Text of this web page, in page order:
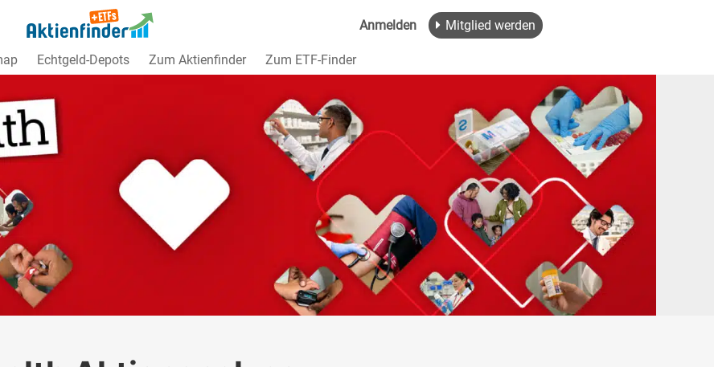
Anmelden Mitglied werden
Echtgeld-Depots Zum Aktienfinder Zum ETF-Finder